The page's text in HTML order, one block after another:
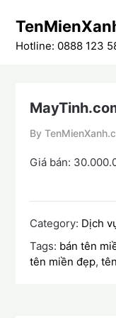
content
Hotline: 0888 123
By
Giá bán:
Category: Dịch
Tags: bán tên
tên miền đẹp,